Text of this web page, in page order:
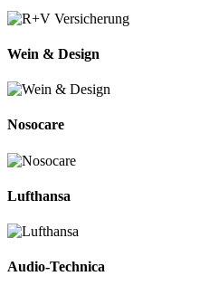
Wein & Design
Nosocare
Lufthansa
Audio-Technica